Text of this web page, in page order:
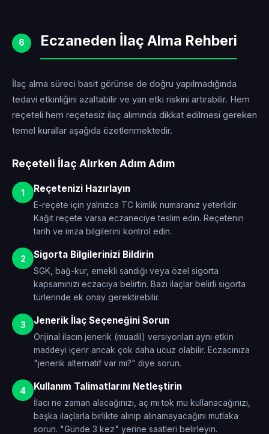
6 Eczaneden İlaç Alma Rehberi
İlaç alma süreci basit görünse de doğru yapılmadığında
tedavi etkinliğini azaltabilir ve yan etki riskini artırabilir. Hem
reçeteli hem reçetesiz ilaç alımında dikkat edilmesi gereken
temel kurallar aşağıda özetlenmektedir.
Reçeteli İlaç Alırken Adım Adım
1 Reçetenizi Hazırlayın
E-reçete için yalnızca TC kimlik numaranız yeterlidir.
Kağıt reçete varsa eczaneciye teslim edin. Reçetenin
tarih ve imza bilgilerini kontrol edin.
2 Sigorta Bilgilerinizi Bildirin
SGK, bağ-kur, emekli sandığı veya özel sigorta
kapsamınızı eczacıya belirtin. Bazı ilaçlar belirli sigorta
türlerinde ek onay gerektirebilir.
3 Jenerik İlaç Seçeneğini Sorun
Orijinal ilacın jenerik (muadil) versiyonları aynı etkin
maddeyi içerir ancak çok daha ucuz olabilir. Eczacınıza
"jenerik alternatif var mı?" diye sorun.
4 Kullanım Talimatlarını Netleştirin
İlacı ne zaman alacağınızı, aç mı tok mu kullanacağınızı,
başka ilaçlarla birlikte alınıp alınamayacağını mutlaka
sorun. "Günde 3 kez" yerine saatleri belirleyin.